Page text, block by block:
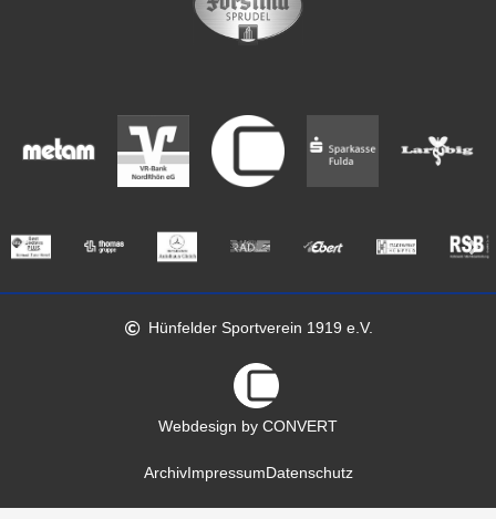
Hünfelder Sportverein 1919 e.V.
Webdesign by CONVERT
ArchivImpressumDatenschutz